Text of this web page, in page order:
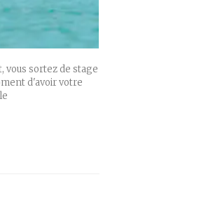
vous sortez de stage
d'avoir votre